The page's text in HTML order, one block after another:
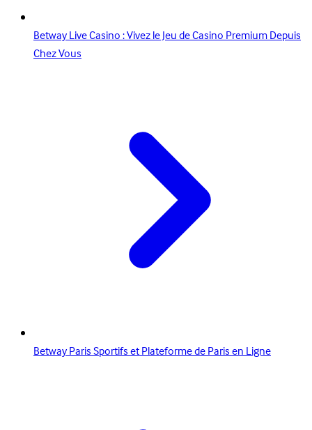
Betway Live Casino : Vivez le Jeu de Casino Premium Depuis
Chez Vous
Betway Paris Sportifs et Plateforme de Paris en Ligne